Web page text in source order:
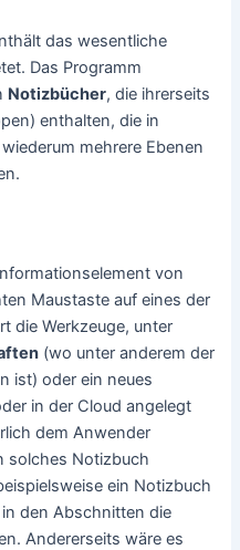
das wesentliche
Das Programm
Notizbücher, die ihrerseits
enthalten, die in
mehrere Ebenen
von
Maustaste auf eines der
die Werkzeuge, unter
(wo unter anderem der
ist) oder ein neues
in der Cloud angelegt
dem Anwender
solches Notizbuch
ein Notizbuch
den Abschnitten die
Andererseits wäre es